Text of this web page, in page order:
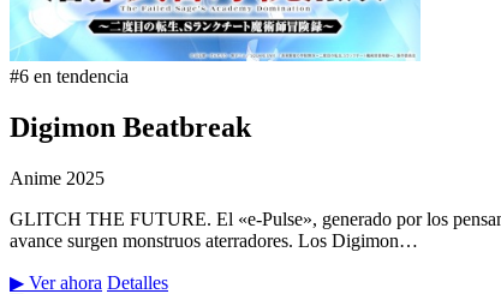
#6 en tendencia
Digimon Beatbreak
Anime 2025
GLITCH THE FUTURE. El «e-Pulse», generado por los
avance surgen monstruos aterradores. Los Digimon…
▶ Ver ahora Detalles